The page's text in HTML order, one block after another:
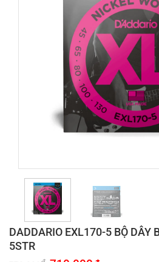
DADDARIO EXL170-5 BỘ DÂY
5STR